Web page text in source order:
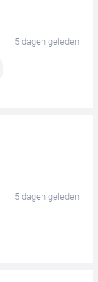
5 dagen geleden
5 dagen geleden